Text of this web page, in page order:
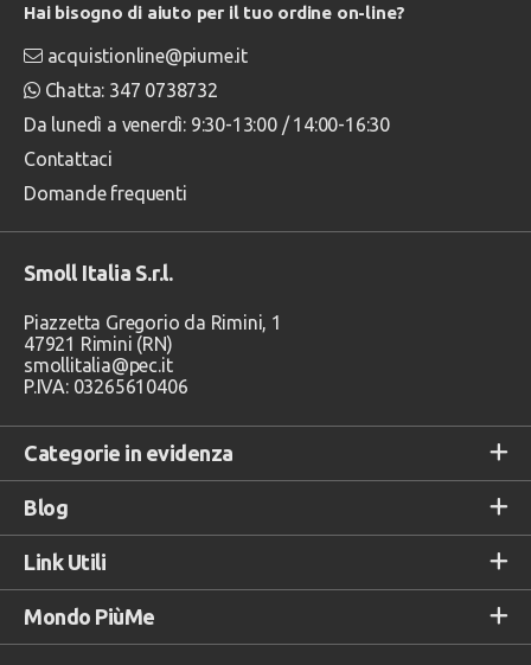
Categorie in evidenza
Blog
Link Utili
Mondo PiùMe
Hai bisogno di aiuto per il tuo ordine on-line?
acquistionline@piume.it
Chatta: 347 0738732
Da lunedì a venerdì: 9:30-13:00 / 14:00-16:30
Contattaci
Domande frequenti
Smoll Italia S.r.l.
Piazzetta Gregorio da Rimini, 1
47921 Rimini (RN)
smollitalia@pec.it
P.IVA: 03265610406